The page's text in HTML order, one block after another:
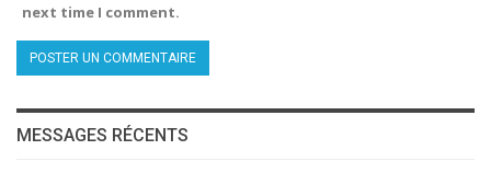
next time I comment.
MESSAGES RÉCENTS